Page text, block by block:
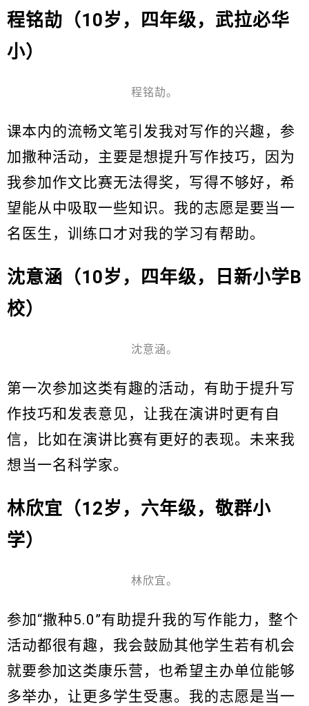
程铭劼（10岁，四年级，武拉必华
小）
程铭劼。
课本内的流畅文笔引发我对写作的兴趣，参
加撒种活动，主要是想提升写作技巧，因为
我参加作文比赛无法得奖，写得不够好，希
望能从中吸取一些知识。我的志愿是要当一
名医生，训练口才对我的学习有帮助。
沈意涵（10岁，四年级，日新小学B
校）
沈意涵。
第一次参加这类有趣的活动，有助于提升写
作技巧和发表意见，让我在演讲时更有自
信，比如在演讲比赛有更好的表现。未来我
想当一名科学家。
林欣宜（12岁，六年级，敬群小
学）
林欣宜。
参加“撒种5.0”有助提升我的写作能力，整个
活动都很有趣，我会鼓励其他学生若有机会
就要参加这类康乐营，也希望主办单位能够
多举办，让更多学生受惠。我的志愿是当一